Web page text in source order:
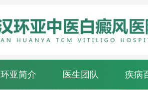
环亚简介 医生团队 疾病